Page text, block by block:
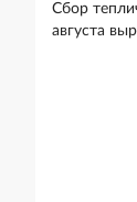
Сбор
августа